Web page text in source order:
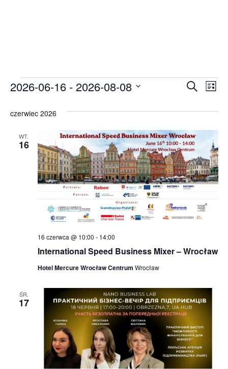
po
i
SzukajLista
2026-06-16 - 2026-08-08
czerwiec 2026
WT.
16
International Speed Business Mixer – Wrocław
16 czerwca @ 10:00 - 14:00
Hotel Mercure Wrocław Centrum Wrocław
ŚR.
17